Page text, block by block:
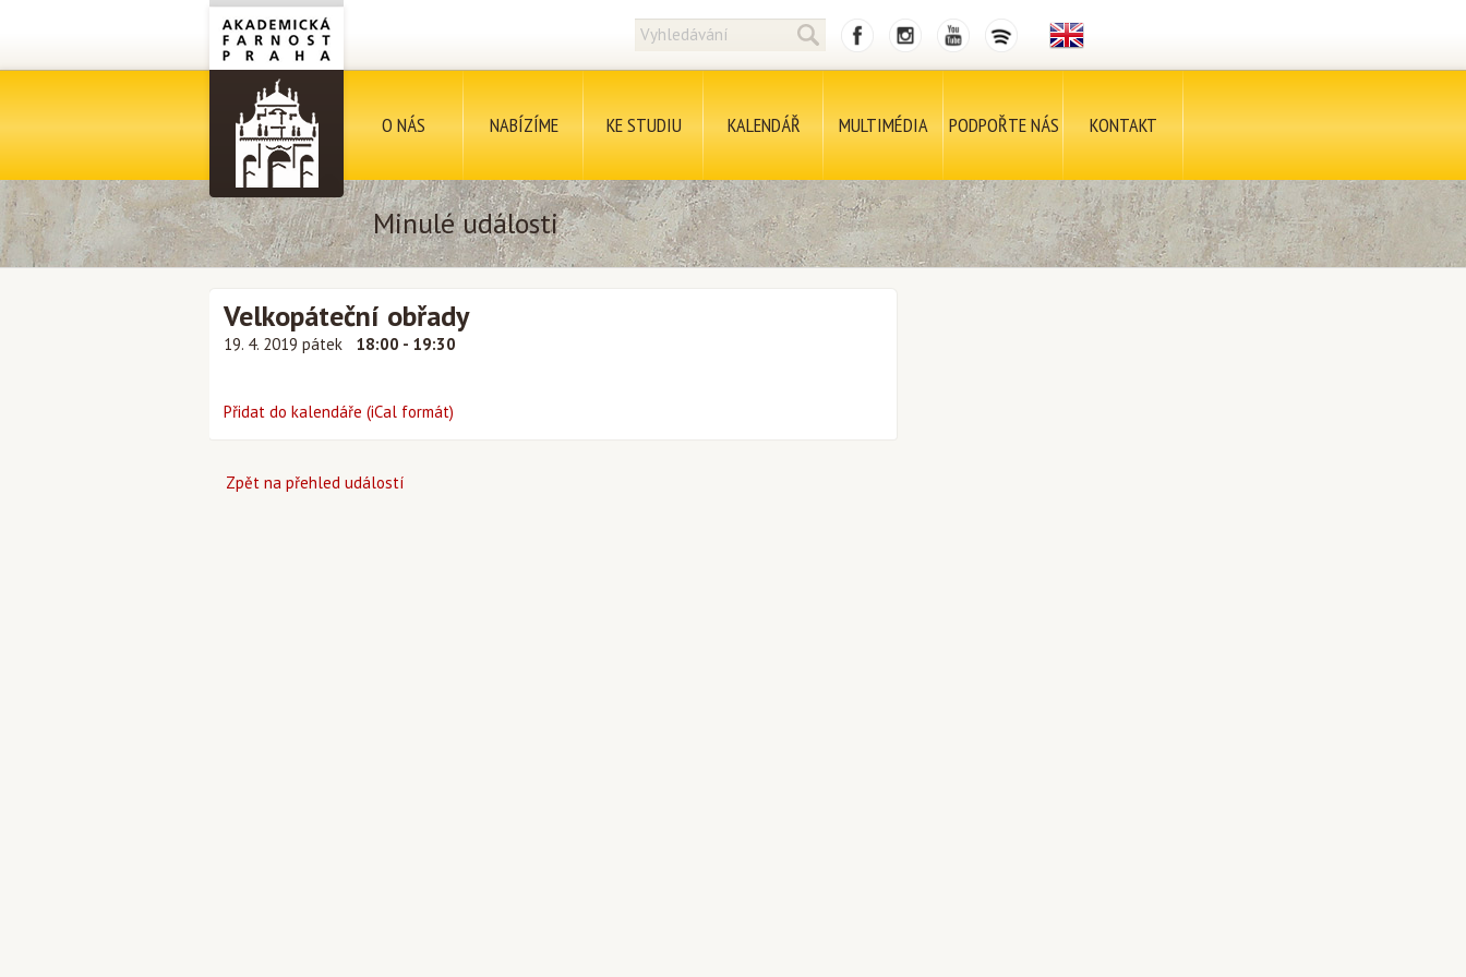
O NÁS NABÍZÍME KE STUDIU KALENDÁŘ MULTIMÉDIA PODPOŘTE NÁS KONTAKT
Minulé události
Velkopáteční obřady
19. 4. 2019 pátek 18:00 - 19:30
Přidat do kalendáře (iCal formát)
Zpět na přehled událostí